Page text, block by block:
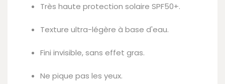
Très haute protection solaire SPF50+.
Texture ultra-légère à base d'eau.
Fini invisible, sans effet gras.
Ne pique pas les yeux.